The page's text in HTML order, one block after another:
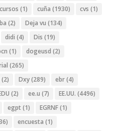
cursos (1) cuña (1930) cvs (1)
(2) Deja vu (134)
didi (4) Dis (19)
(1) dogeusd (2)
(265)
(2) Dxy(289) ebr(4)
(2) ee.u (7) EE.UU. (4496)
egpt (1) EGRNF(1)
encuesta (1)